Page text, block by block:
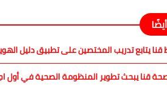
يتابع تدريب المختصين على تطبيق دليل
قنا يبحث تطوير المنظومة الصحية في أول